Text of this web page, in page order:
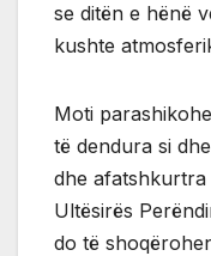
se ditën e hënë
kushte
Moti
të dendura si
dhe afatshkurtra
Ultësirës
do të